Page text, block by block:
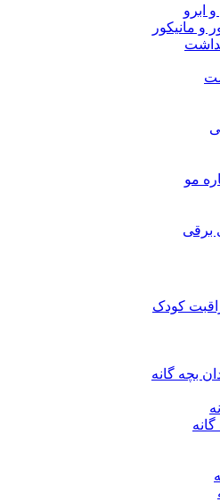
ابرو
و مانیکور
مو
برقی
کودک
بچه گانه